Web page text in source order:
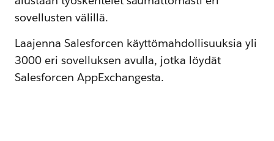
sovellusten välillä.
Laajenna Salesforcen käyttömahdollisuuksia yli
3000 eri sovelluksen avulla, jotka löydät
Salesforcen AppExchangesta.